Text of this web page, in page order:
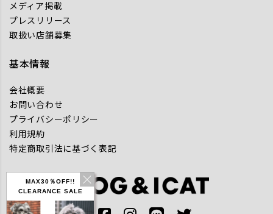
MAX30％OFF!!
CLEARANCE SALE
メディア掲載
プレスリリース
取扱い店舗募集
基本情報
会社概要
お問い合わせ
プライバシーポリシー
利用規約
特定商取引法に基づく表記